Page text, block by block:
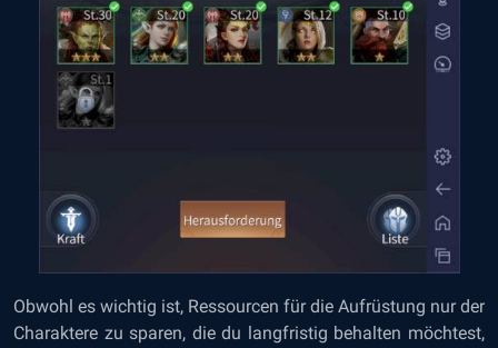
Obwohl es wichtig ist, Ressourcen für die Aufrüstung nur der
Charaktere zu sparen, die du langfristig behalten möchtest,